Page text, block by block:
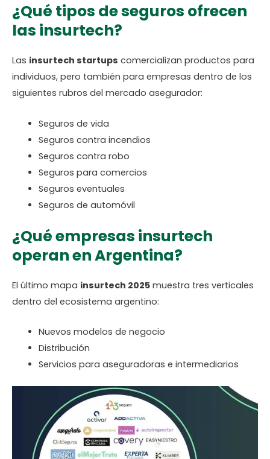
¿Qué tipos de seguros ofrecen
las insurtech?
Las insurtech startups comercializan productos para
individuos, pero también para empresas dentro de los
siguientes rubros del mercado asegurador:
Seguros de vida
Seguros contra incendios
Seguros contra robo
Seguros para comercios
Seguros eventuales
Seguros de automóvil
¿Qué empresas insurtech
operan en Argentina?
El último mapa insurtech 2025 muestra tres verticales
dentro del ecosistema argentino:
Nuevos modelos de negocio
Distribución
Servicios para aseguradoras e intermediarios